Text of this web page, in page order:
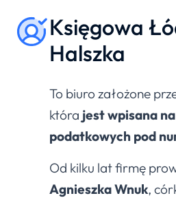
Księgowa
Halszka
To biuro założone
która jest wpisana
podatkowych pod
Od kilku lat firmę
Agnieszka Wnuk,